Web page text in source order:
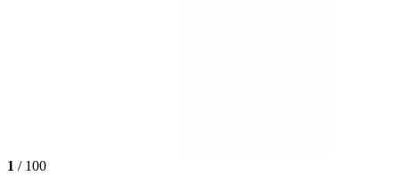
1 / 100